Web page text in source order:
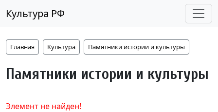
Культура РФ
Главная Культура Памятники истории и культуры
Памятники истории и культуры
Элемент не найден!